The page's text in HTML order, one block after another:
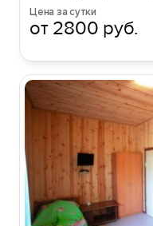
Цена за сутки
от 2800 руб.